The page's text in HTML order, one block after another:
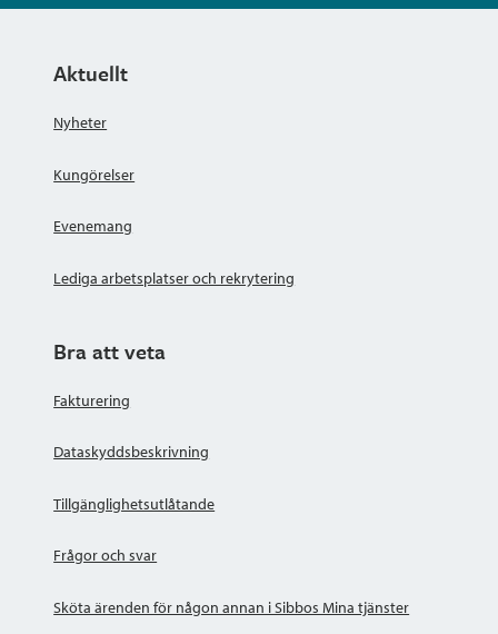
Aktuellt
Nyheter
Kungörelser
Evenemang
Lediga arbetsplatser och rekrytering
Bra att veta
Fakturering
Dataskyddsbeskrivning
Tillgänglighetsutlåtande
Frågor och svar
Sköta ärenden för någon annan i Sibbos Mina tjänster